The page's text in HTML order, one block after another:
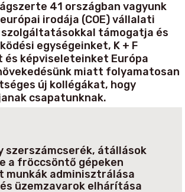
41 országban vagyunk
irodája (COE) vállalati
támogatja és
egységeinket, K + F
képviseleteinket Európa
miatt folyamatosan
új kollégákat, hogy
csapatunknak.
szerszámcserék, átállások
a fröccsöntő gépeken
munkák adminisztrálása
üzemzavarok elhárítása